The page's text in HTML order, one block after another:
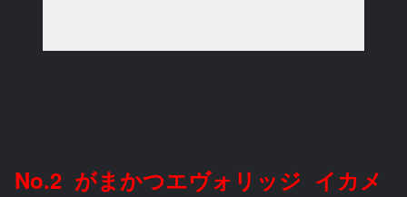
No.2 がまかつエヴォリッジ イカメ